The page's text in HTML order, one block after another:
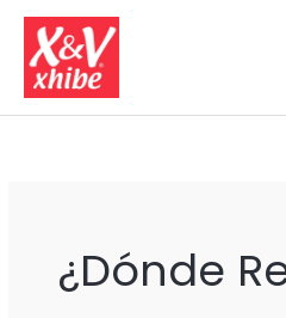
contenido
¿dónde